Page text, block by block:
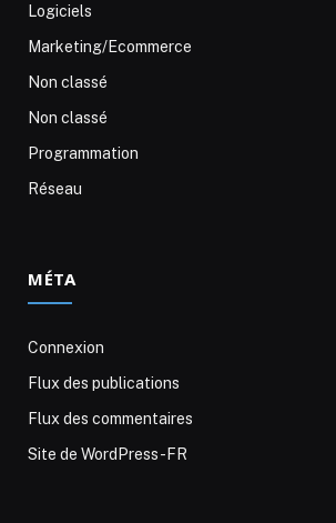
Logiciels
Marketing/Ecommerce
Non classé
Non classé
Programmation
Réseau
MÉTA
Connexion
Flux des publications
Flux des commentaires
Site de WordPress-FR